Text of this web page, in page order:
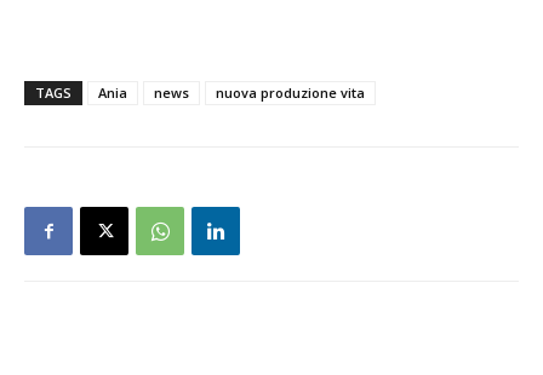
TAGS Ania news nuova produzione vita